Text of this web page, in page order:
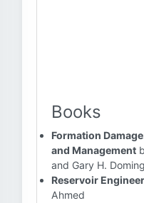
Books
Formation
and Management
and Gary H.
Reservoir
Ahmed